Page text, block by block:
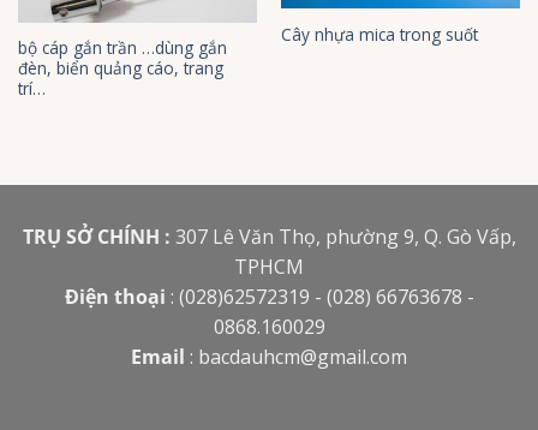
bộ cáp gắn trần …dùng gắn
đèn, biển quảng cáo, trang
trí…
Cây nhựa mica trong suốt
TRỤ SỞ CHÍNH : 307 Lê Văn Thọ, phường 9, Q. Gò Vấp,
TPHCM
Điện thoại : (028)62572319 - (028) 66763678 -
0868.160029
Email : bacdauhcm@gmail.com